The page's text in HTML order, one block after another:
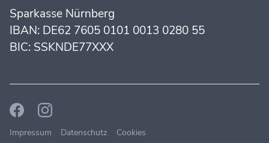
Sparkasse Nürnberg
IBAN: DE62 7605 0101 0013 0280 55
BIC: SSKNDE77XXX
Impressum Datenschutz Cookies